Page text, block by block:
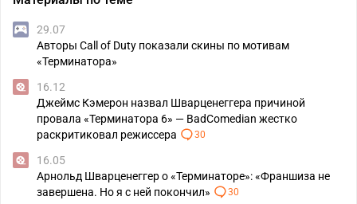
29.07
Авторы Call of Duty показали скины по мотивам
«Терминатора»
16.12
Джеймс Кэмерон назвал Шварценеггера причиной
провала «Терминатора 6» — BadComedian жестко
раскритиковал режиссера
30
16.05
Арнольд Шварценеггер о «Терминаторе»: «Франшиза не
завершена. Но я с ней покончил»
30